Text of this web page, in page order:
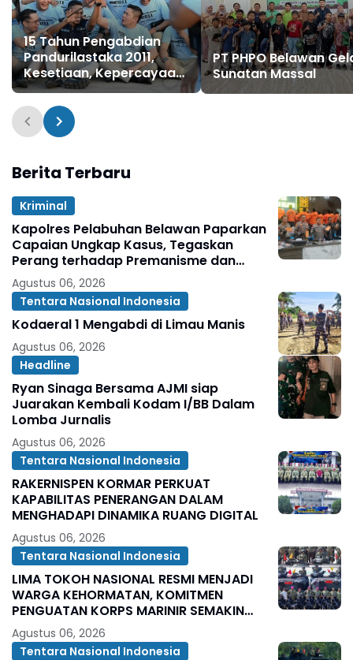
15 Tahun Pengabdian
Pandurilastaka 2011,
Kesetiaan, Kepercayaan,
dan Kebersamaan Tetap
Terjaga
PT PHPO Belawan
Sunatan Massal
Berita Terbaru
Kriminal
Kapolres Pelabuhan Belawan Paparkan
Capaian Ungkap Kasus, Tegaskan
Perang terhadap Premanisme dan
Narkoba
Agustus 06, 2026
Tentara Nasional Indonesia
Kodaeral 1 Mengabdi di Limau Manis
Agustus 06, 2026
Headline
Ryan Sinaga Bersama AJMI siap
Juarakan Kembali Kodam I/BB Dalam
Lomba Jurnalis
Agustus 06, 2026
Tentara Nasional Indonesia
RAKERNISPEN KORMAR PERKUAT
KAPABILITAS PENERANGAN DALAM
MENGHADAPI DINAMIKA RUANG DIGITAL
Agustus 06, 2026
Tentara Nasional Indonesia
LIMA TOKOH NASIONAL RESMI MENJADI
WARGA KEHORMATAN, KOMITMEN
PENGUATAN KORPS MARINIR SEMAKIN
SOLID
Agustus 06, 2026
Tentara Nasional Indonesia